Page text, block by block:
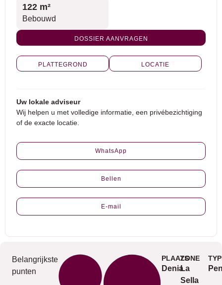
122 m²
Bebouwd
DOSSIER AANVRAGEN
PLATTEGROND LOCATIE
Uw lokale adviseur
Wij helpen u met volledige informatie, een privébezichtiging
of de exacte locatie.
WhatsApp
Bellen
E-mail
Belangrijkste
punten
PLAATS
Denia
ZONE
La
Sella